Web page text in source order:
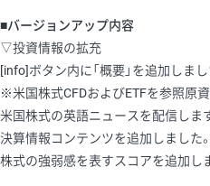
■バージョンアップ内容
▽投資情報の拡充
[info]ボタン内に「概要」を追加しまし
※米国株式CFDおよびETFを参照原
米国株式の英語ニュースを配信しま
決算情報コンテンツを追加しました。
株式の強弱感を表すスコアを追加し